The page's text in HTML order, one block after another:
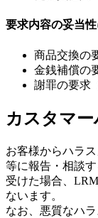
要求内容の妥当
商品交換の
金銭補償の
謝罪の要求
カスタマ
お客様からハラ
等に報告・相談
受けた場合、
ないます。
なお、悪質なハ